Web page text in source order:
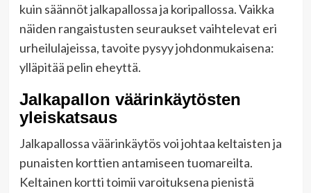
kuin säännöt jalkapallossa ja koripallossa. Vaikka
näiden rangaistusten seuraukset vaihtelevat eri
urheilulajeissa, tavoite pysyy johdonmukaisena:
ylläpitää pelin eheyttä.
Jalkapallon väärinkäytösten
yleiskatsaus
Jalkapallossa väärinkäytös voi johtaa keltaisten ja
punaisten korttien antamiseen tuomareilta.
Keltainen kortti toimii varoituksena pienistä